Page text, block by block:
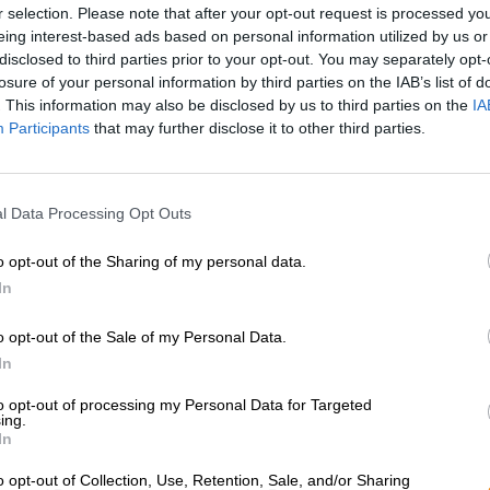
selection. Please note that after your opt-out request is processed
interest-based ads based on personal information utilized by us
to third parties prior to your opt-out. You may separately
of your personal information by third parties on the IAB’s list of
This information may also be disclosed by us to third parties on the
Participants that may further disclose it to other third parties.
Data Processing Opt Outs
opt-out of the Sharing of my personal data.
opt-out of the Sale of my Personal Data.
opt-out of processing my Personal Data for Targeted
opt-out of Collection, Use, Retention, Sale, and/or Sharing
* Prijzen zijn inclusief wettelijke BTW. PlusScheepvaart plus
* Prijzen zijn inclusief accijns
Omschrijving Info Beoordelingen (5)
De naamgever van dit bier staat bekend om zijn
Musa beweert dat dit bier zo lekker is dat je zelfs in
ontwikkelen als je er maar één slok van nam. Het
en maakt vooral indruk met zijn onvergelijkbare
bevredigende bier ooit en de droom van elke brouwer.
Eye of the Lager groef in een helder zonnig geel het
waaruit geuren van groene hop, graan, mout en een
veel bloemige hop met fruitige citruszoetheid het
moutaroma's erbij en brengen op elegante wijze de
bittere, frisse afdronk arriveert, verschijnen kort
levendig kooldioxide en een lichte textuur